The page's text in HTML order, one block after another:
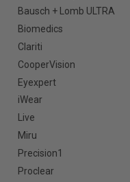
Bausch + Lomb ULTRA
Biomedics
Clariti
CooperVision
Eyexpert
iWear
Live
Miru
Precision1
Proclear